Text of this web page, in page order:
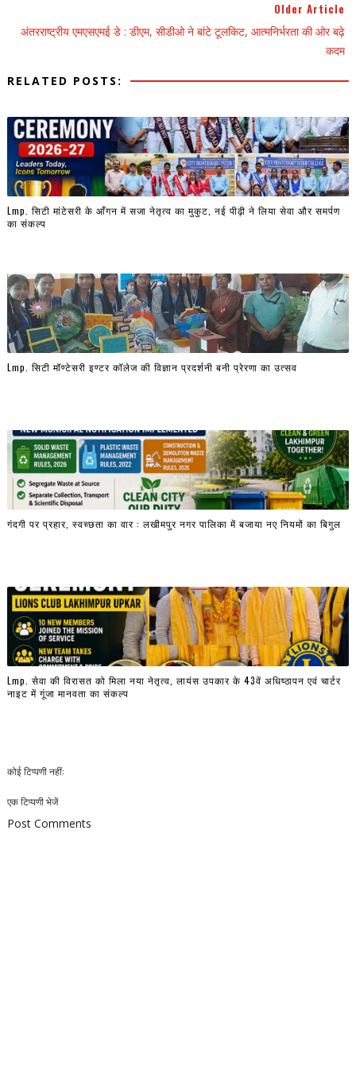
Older Article
अंतरराष्ट्रीय एमएसएमई डे : डीएम, सीडीओ ने बांटे टूलकिट, आत्मनिर्भरता की ओर बढ़े
कदम
RELATED POSTS:
Lmp. सिटी मांटेसरी के आँगन में सजा नेतृत्व का मुकुट, नई पीढ़ी ने लिया सेवा और समर्पण
का संकल्प
Lmp. सिटी मॉण्टेसरी इण्टर कॉलेज की विज्ञान प्रदर्शनी बनी प्रेरणा का उत्सव
गंदगी पर प्रहार, स्वच्छता का वार : लखीमपुर नगर पालिका में बजाया नए नियमों का बिगुल
Lmp. सेवा की विरासत को मिला नया नेतृत्व, लायंस उपकार के 43वें अधिष्ठापन एवं चार्टर
नाइट में गूंजा मानवता का संकल्प
कोई टिप्पणी नहीं:
एक टिप्पणी भेजें
Post Comments